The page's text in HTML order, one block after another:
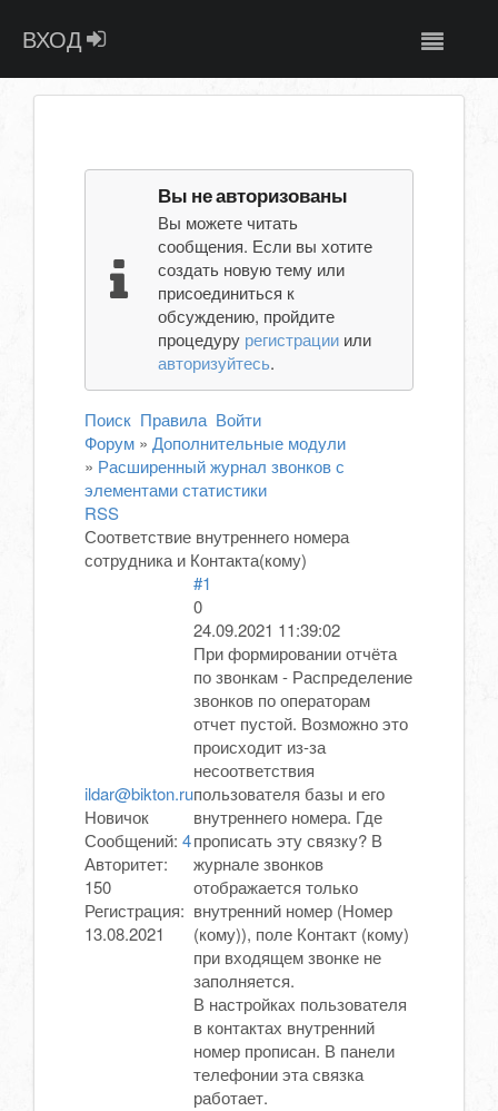
ВХОД
Вы не авторизованы
Вы можете читать
сообщения. Если вы хотите
создать новую тему или
присоединиться к
обсуждению, пройдите
процедуру регистрацииили
авторизуйтесь.
Поиск Правила Войти
Форум » Дополнительные модули
» Расширенный журнал звонков с
элементами статистики
RSS
Соответствие внутреннего номера
сотрудника и Контакта(кому)
ildar@bikton.ru
Новичок
Сообщений: 4
Авторитет:
150
Регистрация:
13.08.2021
#1
0
24.09.2021 11:39:02
При формировании отчёта
по звонкам - Распределение
звонков по операторам
отчет пустой. Возможно это
происходит из-за
несоответствия
пользователя базы и его
внутреннего номера. Где
прописать эту связку? В
журнале звонков
отображается только
внутренний номер (Номер
(кому)), поле Контакт (кому)
при входящем звонке не
заполняется.
В настройках пользователя
в контактах внутренний
номер прописан. В панели
телефонии эта связка
работает.